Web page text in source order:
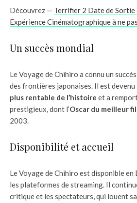
Découvrez — Terrifier 2 Date de Sortie
Expérience Cinématographique à ne
Un succès mondial
Le Voyage de Chihiro a connu un
des frontières japonaises. Il est
plus rentable de l’histoire et a
prestigieux, dont l’Oscar du meilleur
2003.
Disponibilité et accueil
Le Voyage de Chihiro est disponible
les plateformes de streaming. Il
critique et les spectateurs, qui louent